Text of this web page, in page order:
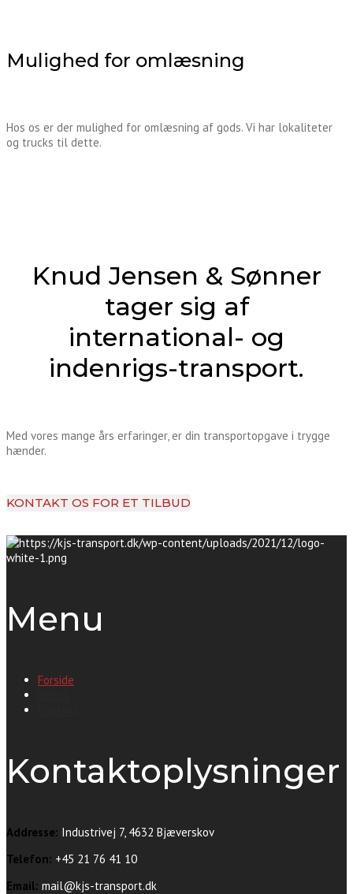
Mulighed for omlæsning
Hos os er der mulighed for omlæsning af gods. Vi har lokaliteter
og trucks til dette.
Knud Jensen & Sønner
tager sig af
international- og
indenrigs-transport.
Med vores mange års erfaringer, er din transportopgave i trygge
hænder.
KONTAKT OS FOR ET TILBUD
Menu
Forside
Kontaktoplysninger
Addresse: Industrivej 7, 4632 Bjæverskov
Telefon: +45 21 76 41 10
Email: mail@kjs-transport.dk